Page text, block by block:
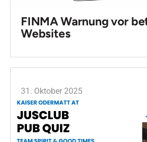
FINMA Warnung vor
Websites
31. Oktober 2025